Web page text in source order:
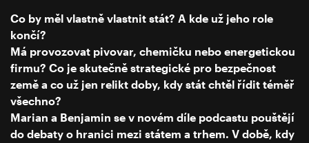
Co by měl vlastně vlastnit stát? A kde už jeho role
končí?
Má provozovat pivovar, chemičku nebo energetickou
firmu? Co je skutečně strategické pro bezpečnost
země a co už jen relikt doby, kdy stát chtěl řídit téměř
všechno?
Marian a Benjamin se v novém díle podcastu pouštějí
do debaty o hranici mezi státem a trhem. V době, kdy